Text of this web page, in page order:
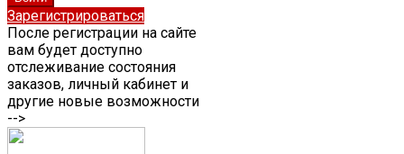
Зарегистрироваться
После регистрации на сайте
вам будет доступно
отслеживание состояния
заказов, личный кабинет и
другие новые возможности
-->